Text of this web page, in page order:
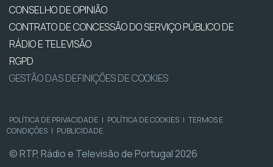
CONSELHO DE OPINIÃO
CONTRATO DE CONCESSÃO DO SERVIÇO PÚBLICO DE
RÁDIO E TELEVISÃO
RGPD
GESTÃO DAS DEFINIÇÕES DE COOKIES
POLÍTICA DE PRIVACIDADE | POLÍTICA DE COOKIES | TERMOS E
CONDIÇÕES | PUBLICIDADE
© RTP, Rádio e Televisão de Portugal 2026